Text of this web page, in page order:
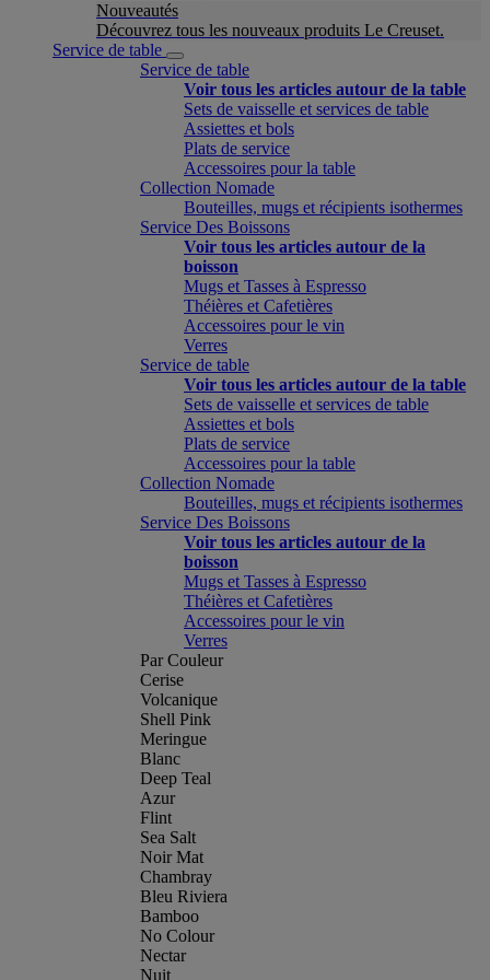
Nouveautés
Découvrez tous les nouveaux produits Le Creuset.
Service de table
Service de table
Voir tous les articles autour de la table
Sets de vaisselle et services de table
Assiettes et bols
Plats de service
Accessoires pour la table
Collection Nomade
Bouteilles, mugs et récipients isothermes
Service Des Boissons
Voir tous les articles autour de la
boisson
Mugs et Tasses à Espresso
Théières et Cafetières
Accessoires pour le vin
Verres
Service de table
Voir tous les articles autour de la table
Sets de vaisselle et services de table
Assiettes et bols
Plats de service
Accessoires pour la table
Collection Nomade
Bouteilles, mugs et récipients isothermes
Service Des Boissons
Voir tous les articles autour de la
boisson
Mugs et Tasses à Espresso
Théières et Cafetières
Accessoires pour le vin
Verres
Par Couleur
Cerise
Volcanique
Shell Pink
Meringue
Blanc
Deep Teal
Azur
Flint
Sea Salt
Noir Mat
Chambray
Bleu Riviera
Bamboo
No Colour
Nectar
Nuit